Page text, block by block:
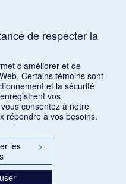
de respecter la
d’améliorer et de
Certains témoins sont
et la sécurité
vos
consentez à notre
répondre à vos besoins.
les
>